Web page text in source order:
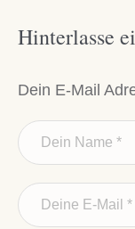
Hinterlasse
Dein E-Mail